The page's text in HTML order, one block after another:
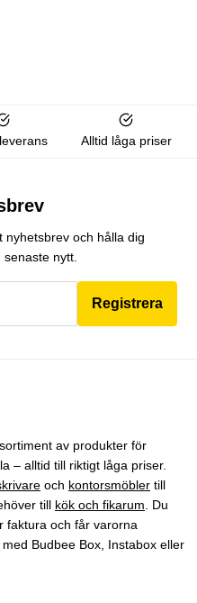
Alltid låga priser
nyhetsbrev och hålla dig
nytt.
Registrera
av produkter för
– alltid till riktigt låga priser.
och kontorsmöbler till
till kök och fikarum . Du
faktura och får varorna
Budbee Box, Instabox eller